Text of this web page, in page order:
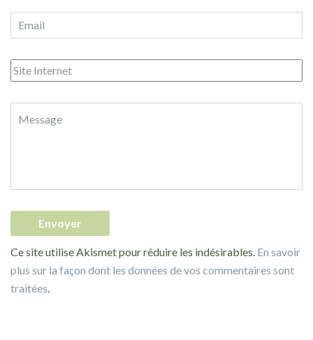
Ce site utilise Akismet pour réduire les indésirables. En savoir
plus sur la façon dont les données de vos commentaires sont
traitées